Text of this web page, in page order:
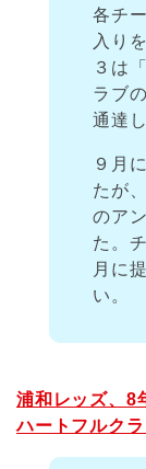
各チ
入り
３は
ラブ
通達し
９月
たが
のア
た。
月に
い。
浦和レッズ、8
ハートフルク